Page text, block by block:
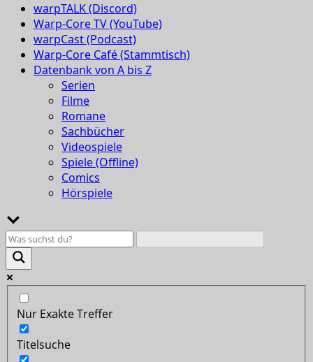
warpTALK (Discord)
Warp-Core TV (YouTube)
warpCast (Podcast)
Warp-Core Café (Stammtisch)
Datenbank von A bis Z
Serien
Filme
Romane
Sachbücher
Videospiele
Spiele (Offline)
Comics
Hörspiele
Nur Exakte Treffer
Titelsuche